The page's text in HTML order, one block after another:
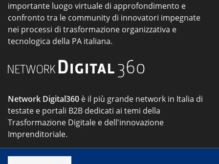
importante luogo virtuale di approfondimento e
confronto tra le community di innovatori impegnate
nei processi di trasformazione organizzativa e
tecnologica della PA italiana.
Network Digital360 è il più grande network in Italia di
testate e portali B2B dedicati ai temi della
Trasformazione Digitale e dell'innovazione
Imprenditoriale.